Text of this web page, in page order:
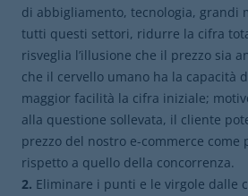
di abbigliamento, tecnologia, grandi
tutti questi settori, ridurre la cifra
risveglia l’illusione che il prezzo sia
che il cervello umano ha la capacità
maggior facilità la cifra iniziale;
alla questione sollevata, il cliente
prezzo del nostro e-commerce come
rispetto a quello della concorrenza.
2. Eliminare i punti e le virgole dalle